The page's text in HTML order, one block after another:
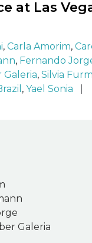
at Las
, Carla Amorim,
, Fernando
Galeria, Silvia
, Yael Sonia
Galeria